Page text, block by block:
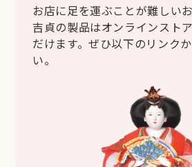
お店に足を運ぶことが難しい
吉貞の製品はオンラインスト
だけます。ぜひ以下のリンク
い。